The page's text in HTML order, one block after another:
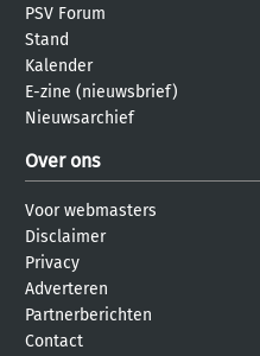
PSV Forum
Stand
Kalender
E-zine (nieuwsbrief)
Nieuwsarchief
Over ons
Voor webmasters
Disclaimer
Privacy
Adverteren
Partnerberichten
Contact